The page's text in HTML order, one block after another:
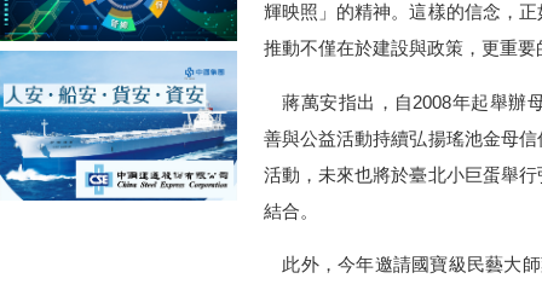
輝映照」的精神。這樣的信念，
推動不僅在於建設與政策，更重
蔣萬安指出，自2008年起舉辦
善與公益活動持續弘揚瑤池金母
活動，未來也將於臺北小巨蛋舉
結合。
此外，今年邀請國寶級民藝大